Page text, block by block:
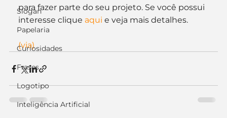
Slogan
Papelaria
Curiosidades
Frases
Logotipo
Inteligência Artificial
para fazer parte do seu projeto. Se você possui
interesse clique aqui e veja mais detalhes.
(via)